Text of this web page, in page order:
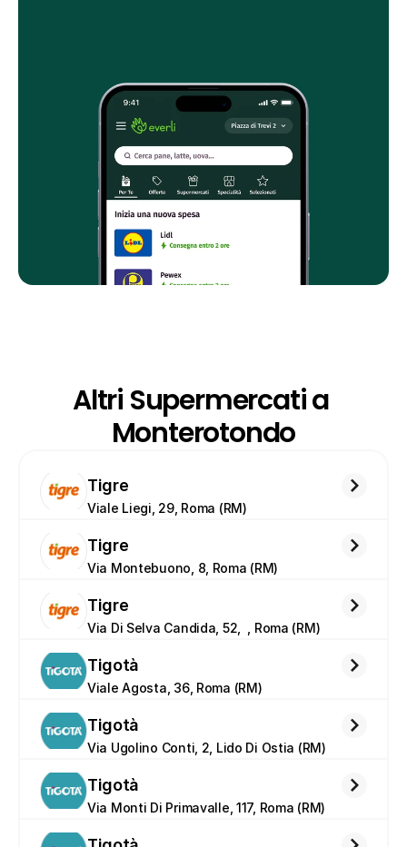
Altri Supermercati a
Monterotondo
Tigre
Viale Liegi, 29, Roma (RM)
Tigre
Via Montebuono, 8, Roma (RM)
Tigre
Via Di Selva Candida, 52,  , Roma (RM)
Tigotà
Viale Agosta, 36, Roma (RM)
Tigotà
Via Ugolino Conti, 2, Lido Di Ostia (RM)
Tigotà
Via Monti Di Primavalle, 117, Roma (RM)